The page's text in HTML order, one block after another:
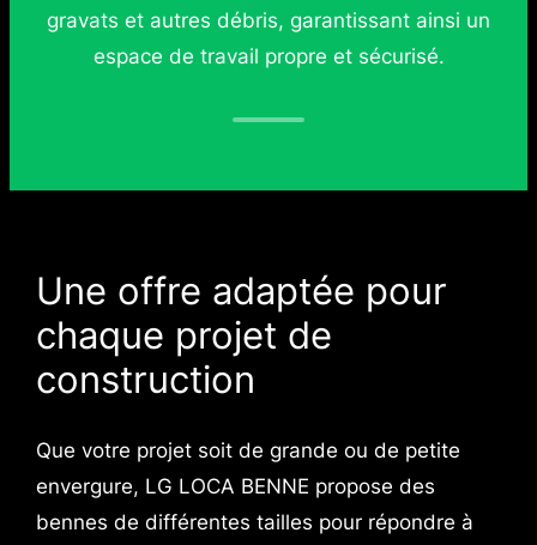
gravats et autres débris, garantissant ainsi un
espace de travail propre et sécurisé.
Une offre adaptée pour
chaque projet de
construction
Que votre projet soit de grande ou de petite
envergure, LG LOCA BENNE propose des
bennes de différentes tailles pour répondre à